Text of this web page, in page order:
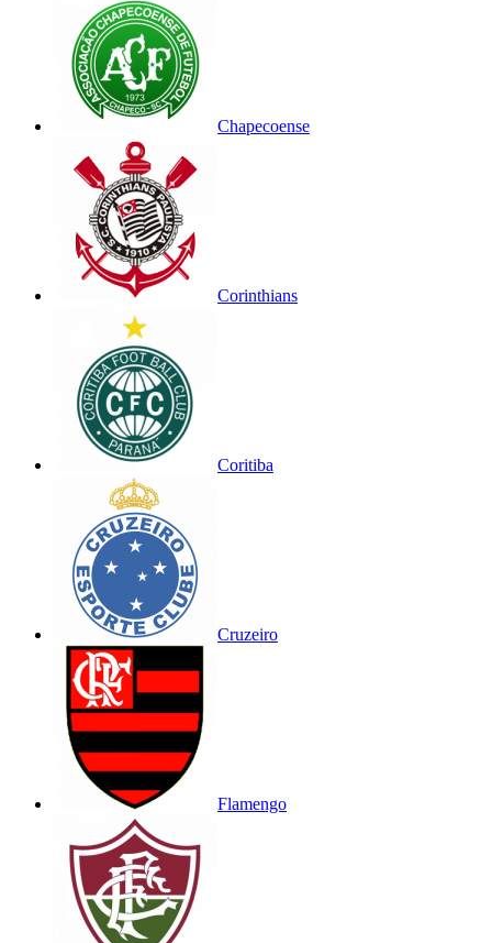
Chapecoense
Corinthians
Coritiba
Cruzeiro
Flamengo